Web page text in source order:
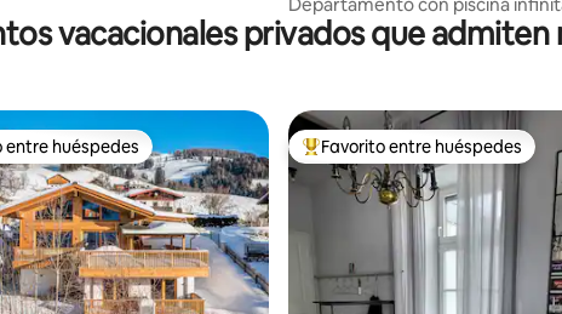
vacacionales privados que admiten
entre huéspedes
entre huéspedes Favorito entre huéspedes
Favorito entre huéspedes